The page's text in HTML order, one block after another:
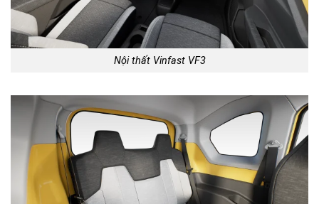
Nội thất Vinfast VF3